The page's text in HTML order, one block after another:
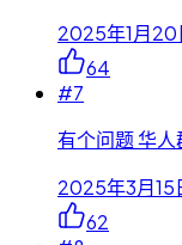
2025年1月20
64
#7
有个问题 华
2025年3月15
62